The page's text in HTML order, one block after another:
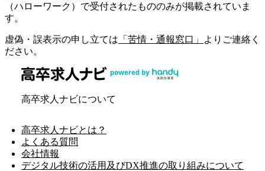
（ハローワーク）で受付されたもののみが掲載されていま
す。
虚偽・誤表示の申し立ては 「苦情・通報窓口」
よりご連絡く
ださい。
高卒求人ナビについて
高卒求人ナビとは？
よくある質問
会社情報
デジタル技術の活用及びDX推進の取り組みについて